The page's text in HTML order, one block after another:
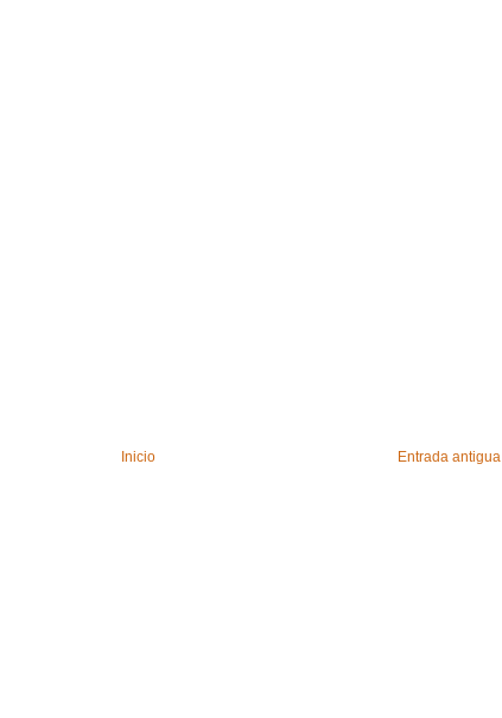
Entrada antigua
Inicio